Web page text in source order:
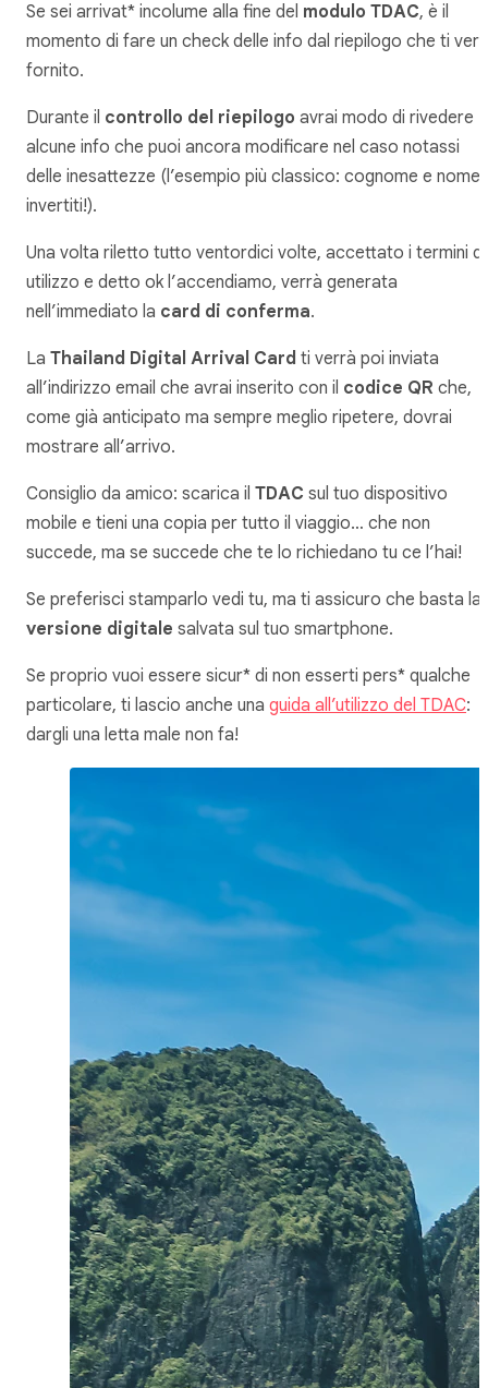
Se sei arrivat* incolume alla fine del modulo TDAC, è il
momento di fare un check delle info dal riepilogo che ti
fornito.
Durante il controllo del riepilogo avrai modo di rivedere
alcune info che puoi ancora modificare nel caso notassi
delle inesattezze (l’esempio più classico: cognome e nome
invertiti!).
Una volta riletto tutto ventordici volte, accettato i termini di
utilizzo e detto ok l’accendiamo, verrà generata
nell’immediato la card di conferma.
La Thailand Digital Arrival Card ti verrà poi inviata
all’indirizzo email che avrai inserito con il codice QR che,
come già anticipato ma sempre meglio ripetere, dovrai
mostrare all’arrivo.
Consiglio da amico: scarica il TDAC sul tuo dispositivo
mobile e tieni una copia per tutto il viaggio… che non
succede, ma se succede che te lo richiedano tu ce l’hai!
Se preferisci stamparlo vedi tu, ma ti assicuro che basta la
versione digitale salvata sul tuo smartphone.
Se proprio vuoi essere sicur* di non esserti pers* qualche
particolare, ti lascio anche una guida all’utilizzo del TDAC:
dargli una letta male non fa!